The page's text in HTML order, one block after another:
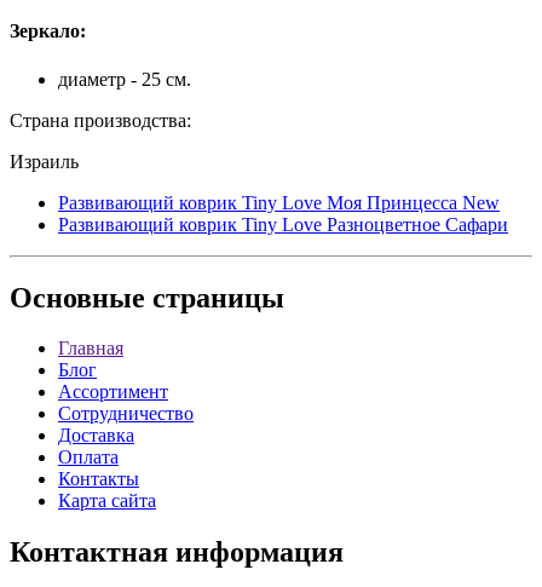
Зеркало:
диаметр - 25 см.
Страна производства:
Израиль
Развивающий коврик Tiny Love Моя Принцесса New
Развивающий коврик Tiny Love Разноцветное Сафари
Основные страницы
Главная
Блог
Ассортимент
Сотрудничество
Доставка
Оплата
Контакты
Карта сайта
Контактная информация